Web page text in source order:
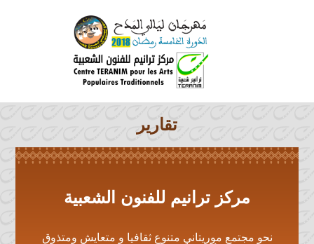
تقارير
مركز ترانيم للفنون الشعبية
نحو مجتمع موريتاني متنوع ثقافيا و متعايش ومتذوق